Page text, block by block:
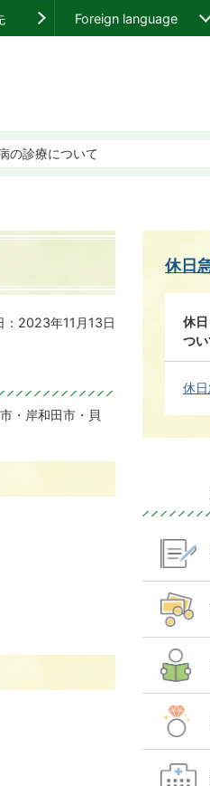
Foreign language
の診療について
：2023年11月13日
・岸和田市・貝
休日
休
つ
休